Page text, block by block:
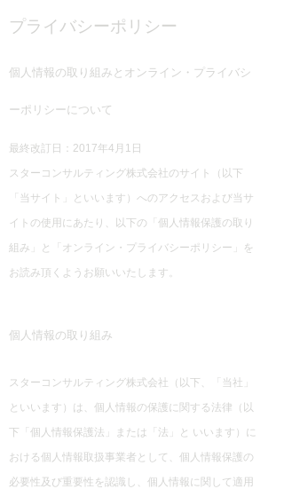
プライバシーポリシー
個人情報の取り組みとオンライン・プライバシ
ーポリシーについて
最終改訂日：2017年4月1日
スターコンサルティング株式会社のサイト（以下
「当サイト」といいます）へのアクセスおよび当サ
イトの使用にあたり、以下の「個人情報保護の取り
組み」と「オンライン・プライバシーポリシー」を
お読み頂くようお願いいたします。
個人情報の取り組み
スターコンサルティング株式会社（以下、「当社」
といいます）は、個人情報の保護に関する法律（以
下「個人情報保護法」または「法」と いいます）に
おける個人情報取扱事業者として、個人情報保護の
必要性及び重要性を認識し、個人情報に関して適用